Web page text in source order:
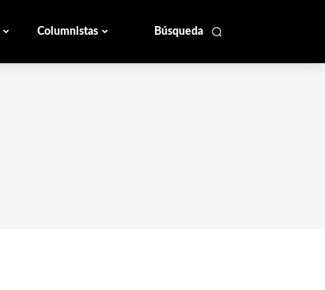
Búsqueda
Columnistas